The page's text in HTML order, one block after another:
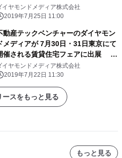
で一元化
イヤモンドメディア株式会社
2019年7月25日 11:00
動産テックベンチャーのダイヤモン
メディアが 7月30日・31日東京にて
催される賃貸住宅フェアに出展 不
産テックをテーマとしたセミナーに
登壇
イヤモンドメディア株式会社
2019年7月22日 11:30
ースをもっと見る
もっと見る